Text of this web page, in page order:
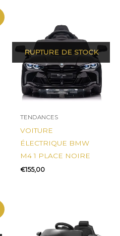
TENDANCES
VOITURE
ÉLECTRIQUE BMW
M4 1 PLACE NOIRE
€155,00